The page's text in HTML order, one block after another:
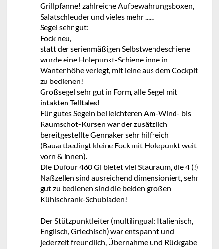
Grillpfanne! zahlreiche Aufbewahrungsboxen,
Salatschleuder und vieles mehr ......
Segel sehr gut:
Fock neu,
statt der serienmäßigen Selbstwendeschiene
wurde eine Holepunkt-Schiene inne in
Wantenhöhe verlegt, mit leine aus dem Cockpit
zu bedienen!
Großsegel sehr gut in Form, alle Segel mit
intakten Telltales!
Für gutes Segeln bei leichteren Am-Wind- bis
Raumschot-Kursen war der zusätzlich
bereitgestellte Gennaker sehr hilfreich
(Bauartbedingt kleine Fock mit Holepunkt weit
vorn & innen).
Die Dufour 460 Gl bietet viel Stauraum, die 4 (!)
Naßzellen sind ausreichend dimensioniert, sehr
gut zu bedienen sind die beiden großen
Kühlschrank-Schubladen!
Der Stützpunktleiter (multilingual: Italienisch,
Englisch, Griechisch) war entspannt und
jederzeit freundlich, Übernahme und Rückgabe